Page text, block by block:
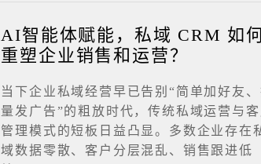
AI智能体赋能，私域 CRM 如
重塑企业销售和运营？
当下企业私域经营早已告别“简单加好友
量发广告”的粗放时代，传统私域运营与客
管理模式的短板日益凸显。多数企业存在
域数据零散、客户分层混乱、销售跟进低